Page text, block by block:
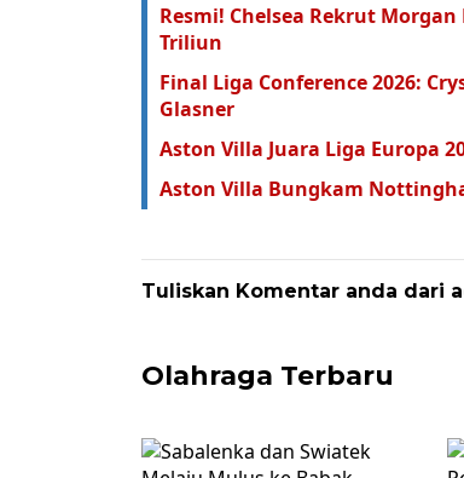
Resmi! Chelsea Rekrut
Triliun
Final Liga Conference 2026:
Glasner
Aston Villa Juara Liga Europa
Aston Villa Bungkam
Tuliskan Komentar anda dari
Olahraga Terbaru